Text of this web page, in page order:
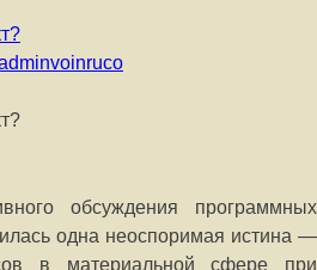
обсуждения программных
одна неоспоримая истина —
в материальной сфере при